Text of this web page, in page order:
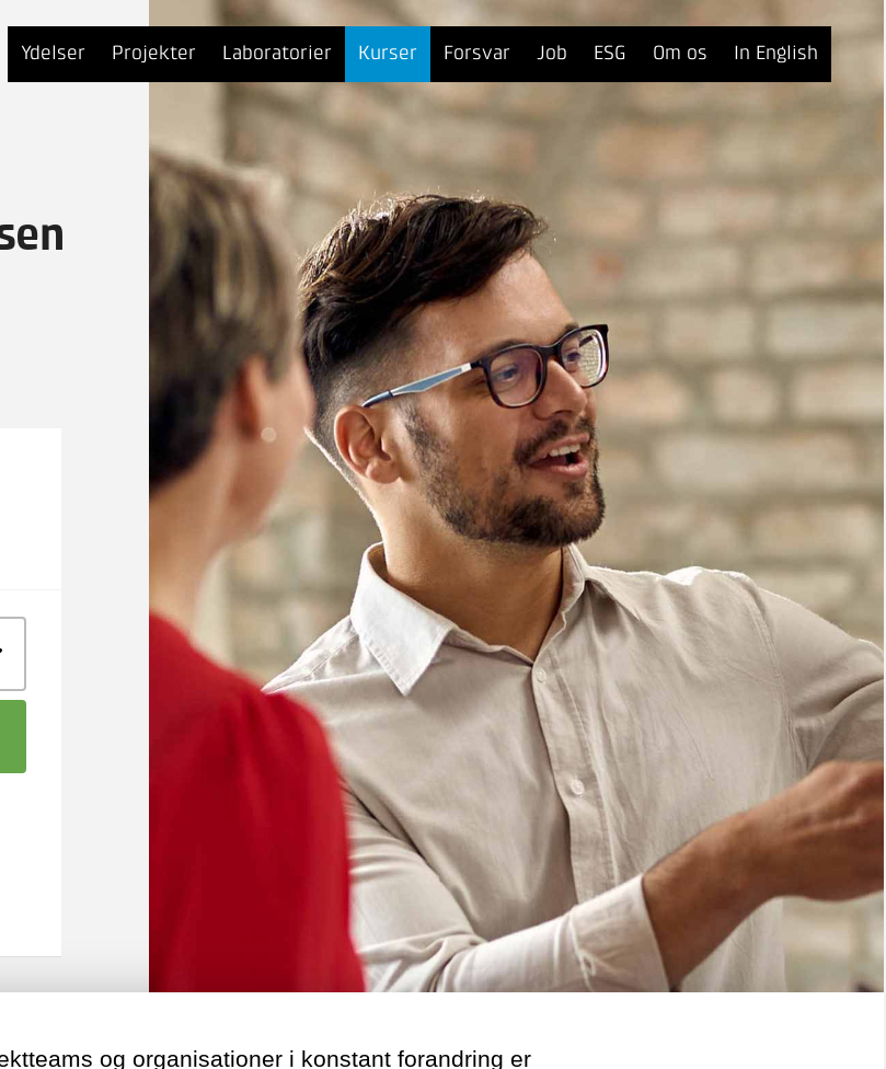
Ydelser Projekter Laboratorier Kurser Forsvar Job ESG Om os In English
og organisationer i konstant forandring er